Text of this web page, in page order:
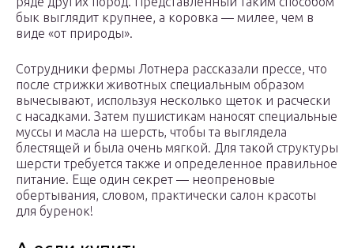
бык выглядит крупнее, а коровка — милее, чем в
виде «от природы».
Сотрудники фермы Лотнера рассказали прессе, что
после стрижки животных специальным образом
вычесывают, используя несколько щеток и расчески
с насадками. Затем пушистикам наносят специальные
муссы и масла на шерсть, чтобы та выглядела
блестящей и была очень мягкой. Для такой структуры
шерсти требуется также и определенное правильное
питание. Еще один секрет — неопреновые
обертывания, словом, практически салон красоты
для буренок!